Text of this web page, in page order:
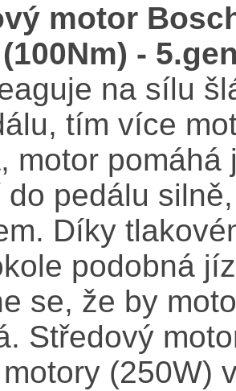
motor
-
na sílu
tím více
motor
pedálu
Díky
podobná
se, že by
Středový
(250W)